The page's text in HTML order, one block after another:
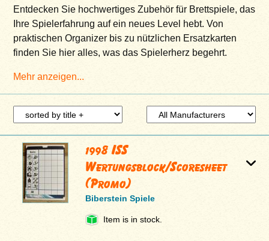
Entdecken Sie hochwertiges Zubehör für Brettspiele, das
Ihre Spielerfahrung auf ein neues Level hebt. Von
praktischen Organizer bis zu nützlichen Ersatzkarten
finden Sie hier alles, was das Spielerherz begehrt.
Mehr anzeigen...
1998 ISS
Wertungsblock/Scoresheet
(Promo)
Biberstein Spiele
Item is in stock.